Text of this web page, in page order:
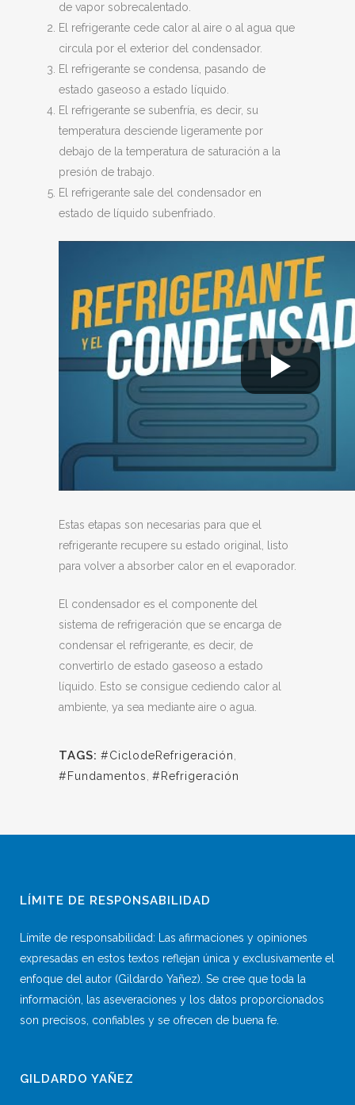
de vapor sobrecalentado.
El refrigerante cede calor al aire o al agua que
circula por el exterior del condensador.
El refrigerante se condensa, pasando de
estado gaseoso a estado líquido.
El refrigerante se subenfría, es decir, su
temperatura desciende ligeramente por
debajo de la temperatura de saturación a la
presión de trabajo.
El refrigerante sale del condensador en
estado de líquido subenfriado.
Estas etapas son necesarias para que el
refrigerante recupere su estado original, listo
para volver a absorber calor en el evaporador.
El condensador es el componente del
sistema de refrigeración que se encarga de
condensar el refrigerante, es decir, de
convertirlo de estado gaseoso a estado
líquido. Esto se consigue cediendo calor al
ambiente, ya sea mediante aire o agua.
TAGS: #CiclodeRefrigeración
#Fundamentos #Refrigeración
LÍMITE DE RESPONSABILIDAD
Límite de responsabilidad: Las afirmaciones y opiniones
expresadas en estos textos reflejan única y exclusivamente el
enfoque del autor (Gildardo Yañez). Se cree que toda la
información, las aseveraciones y los datos proporcionados
son precisos, confiables y se ofrecen de buena fe.
GILDARDO YAÑEZ